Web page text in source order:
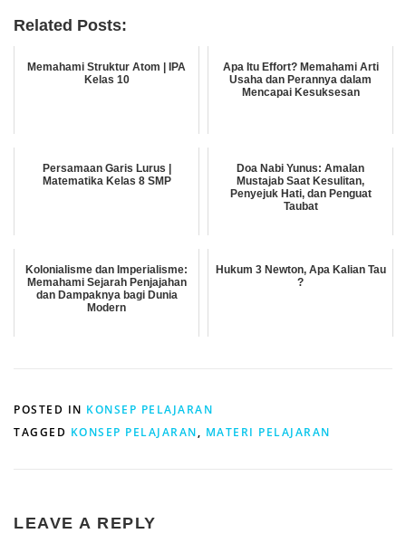
Related Posts:
Memahami Struktur Atom | IPA
Kelas 10
Apa Itu Effort? Memahami Arti
Usaha dan Perannya dalam
Mencapai Kesuksesan
Persamaan Garis Lurus |
Matematika Kelas 8 SMP
Doa Nabi Yunus: Amalan
Mustajab Saat Kesulitan,
Penyejuk Hati, dan Penguat
Taubat
Kolonialisme dan Imperialisme:
Memahami Sejarah Penjajahan
dan Dampaknya bagi Dunia
Modern
Hukum 3 Newton, Apa Kalian Tau
?
POSTED IN KONSEP PELAJARAN
TAGGED KONSEP PELAJARAN, MATERI PELAJARAN
LEAVE A REPLY